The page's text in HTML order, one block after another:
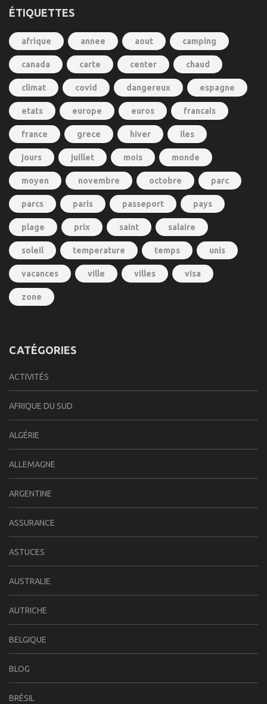
ÉTIQUETTES
afrique annee aout camping
canada carte center chaud
climat covid dangereux espagne
etats europe euros francais
france grece hiver iles
jours juillet mois monde
moyen novembre octobre parc
parcs paris passeport pays
plage prix saint salaire
soleil temperature temps unis
vacances ville villes visa
zone
CATÉGORIES
ACTIVITÉS
AFRIQUE DU SUD
ALGÉRIE
ALLEMAGNE
ARGENTINE
ASSURANCE
ASTUCES
AUSTRALIE
AUTRICHE
BELGIQUE
BLOG
BRÉSIL